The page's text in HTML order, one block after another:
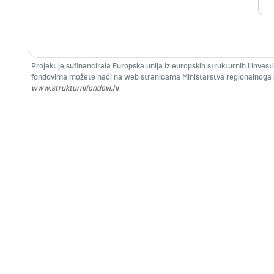
Projekt je sufinancirala Europska unija iz europskih strukturnih i
fondovima možete naći na web stranicama Ministarstva regionalnoga
www.strukturnifondovi.hr